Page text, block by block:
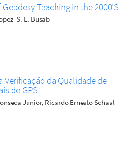
Teaching in the 2000'S
S. E. Busab
Verificação da Qualidade de
de GPS
Junior, Ricardo Ernesto Schaal